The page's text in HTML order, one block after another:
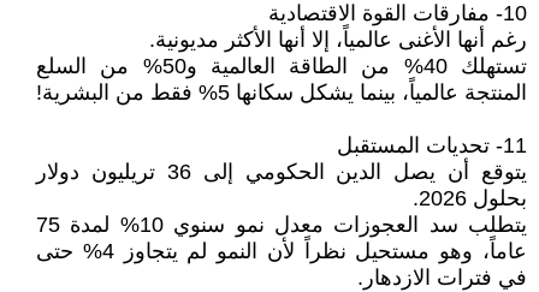
10- مفارقات القوة الاقتصادية
رغم أنها الأغنى عالمياً، إلا أنها الأكثر مديونية.
تستهلك 40% من الطاقة العالمية و50% من السلع
المنتجة عالمياً، بينما يشكل سكانها 5% فقط من البشرية!
11- تحديات المستقبل
يتوقع أن يصل الدين الحكومي إلى 36 تريليون دولار
بحلول 2026.
يتطلب سد العجوزات معدل نمو سنوي 10% لمدة 75
عاماً، وهو مستحيل نظراً لأن النمو لم يتجاوز 4% حتى
في فترات الازدهار.